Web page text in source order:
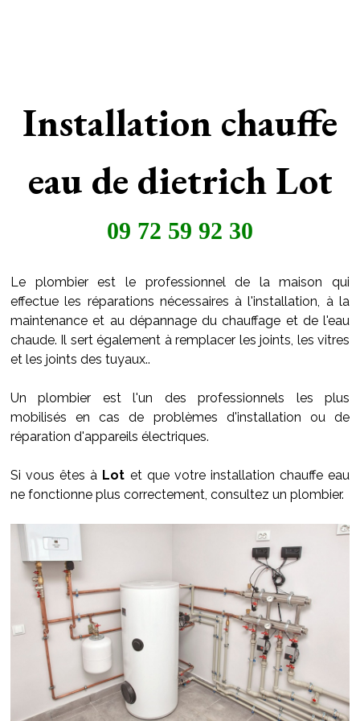
Installation chauffe
eau de dietrich Lot
09 72 59 92 30
Le plombier est le professionnel de la maison qui
effectue les réparations nécessaires à l'installation, à la
maintenance et au dépannage du chauffage et de l'eau
chaude. Il sert également à remplacer les joints, les vitres
et les joints des tuyaux..
Un plombier est l'un des professionnels les plus
mobilisés en cas de problèmes d'installation ou de
réparation d'appareils électriques.
Si vous êtes à Lot et que votre installation chauffe eau
ne fonctionne plus correctement, consultez un plombier.